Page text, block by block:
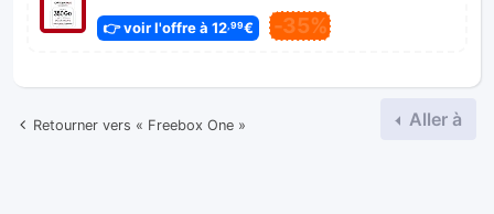
👉 voir l'offre à 12,99€ -35%
Retourner vers « Freebox One » Aller à